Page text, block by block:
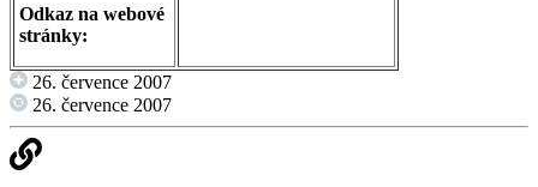
Odkaz na webové
stránky:
26. července 2007
26. července 2007